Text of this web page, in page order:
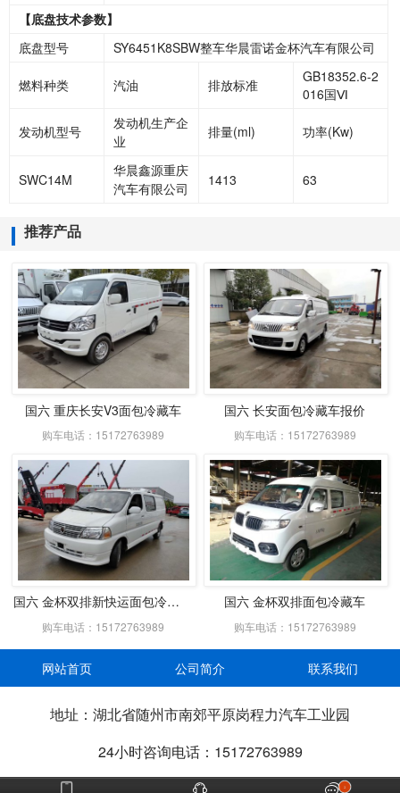
【底盘技术参数】
底盘型号
SY6451K8SBW整车华晨雷诺金杯汽车有限公司
燃料种类 汽油 排放标准
GB18352.6-2
016国Ⅵ
发动机型号
发动机生产企
业
排量(ml) 功率(Kw)
SWC14M
华晨鑫源重庆
汽车有限公司
1413 63
推荐产品
国六 重庆长安V3面包冷藏车
购车电话：15172763989
国六 长安面包冷藏车报价
购车电话：15172763989
国六 金杯双排新快运面包冷藏车
购车电话：15172763989
国六 金杯双排面包冷藏车
购车电话：15172763989
网站首页 公司简介 联系我们
地址：湖北省随州市南郊平原岗程力汽车工业园
24小时咨询电话：15172763989
   2